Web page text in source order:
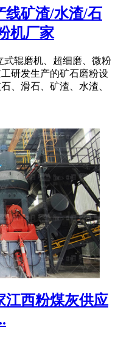
线矿渣/水渣/石
机厂家
式辊磨机、超细磨、微粉
研发生产的矿石磨粉设
、滑石、矿渣、水渣、
江西粉煤灰供应